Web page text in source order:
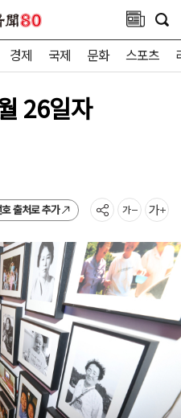
경제 국제 문화 스포츠
26일자
출처로 추가